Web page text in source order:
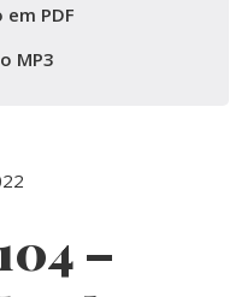
em PDF
MP3
–